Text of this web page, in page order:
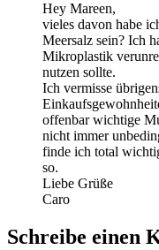
Hey Mareen,
vieles davon habe
Meersalz sein? Ich
Mikroplastik
nutzen sollte.
Ich vermisse
offenbar wichtige
nicht immer
finde ich total
so.
Liebe Grüße
Caro
Schreibe einen